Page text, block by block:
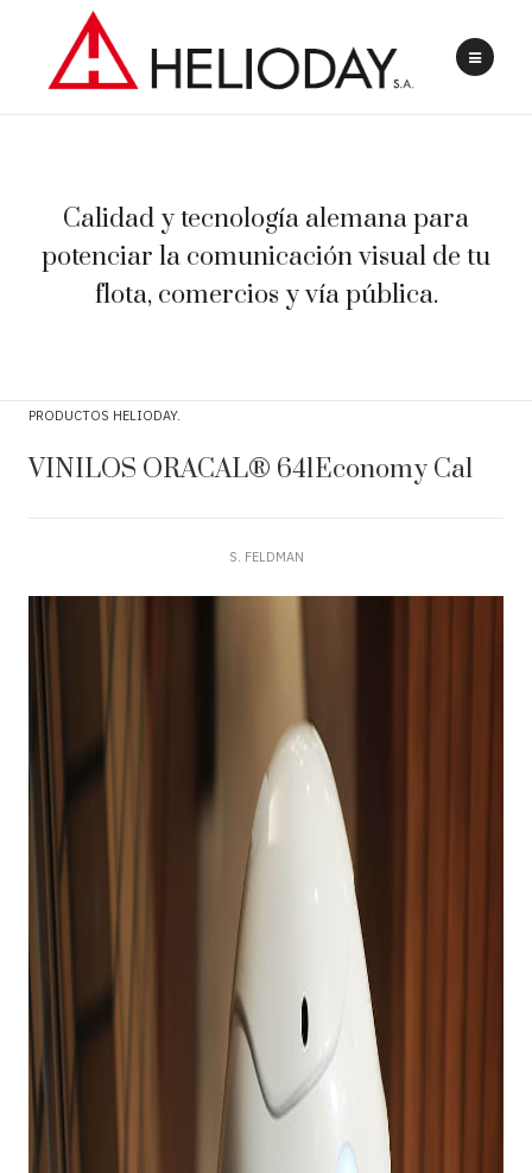
Calidad y tecnología alemana para
potenciar la comunicación visual de tu
flota, comercios y vía pública.
PRODUCTOS HELIODAY
VINILOS ORACAL® 641Economy Cal
S. FELDMAN